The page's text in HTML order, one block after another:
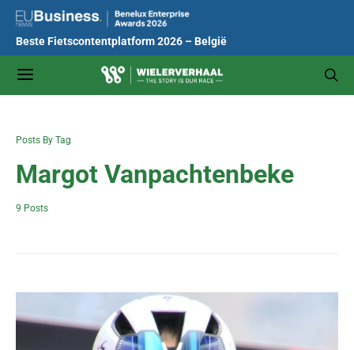
Beste Fietscontentplatform 2026 – België
Posts By Tag
Margot Vanpachtenbeke
9 Posts